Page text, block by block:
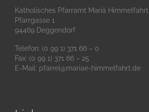
Katholisches Pfarramt Mariä Himmelfahrt
Pfarrgasse 1
94469 Deggendorf
Telefon: (0 99 1) 371 66 – 0
Fax: (0 99 1) 371 66 – 25
E-Mail: pfarrei@mariae-himmelfahrt.de